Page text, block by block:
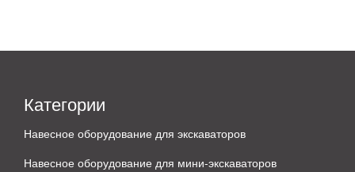
Категории
Навесное оборудование для экскаваторов
Навесное оборудование для мини-экскаваторов